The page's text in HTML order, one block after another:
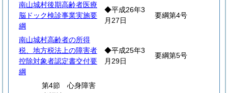
南山城村後期高齢者医療
脳ドック検診事業実施要
綱
◆平成26年3
月27日
要綱第4号
南山城村高齢者の所得
税、地方税法上の障害者
控除対象者認定書交付要
綱
◆平成25年3
月29日
要綱第5号
第4節 心身障害